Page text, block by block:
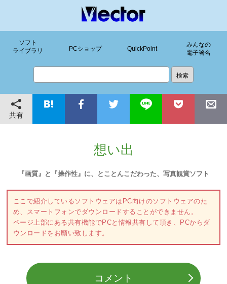
ソフト
ライブラリ
PCショップ QuickPoint
みんなの
電子署名
共有
想い出
『画質』と『操作性』に、とことんこだわった、写真観賞ソフト
ここで紹介しているソフトウェアはPC向けのソフトウェアのた
め、スマートフォンでダウンロードすることができません。
ページ上部にある共有機能でPCと情報共有して頂き、PCからダ
ウンロードをお願い致します。
コメント